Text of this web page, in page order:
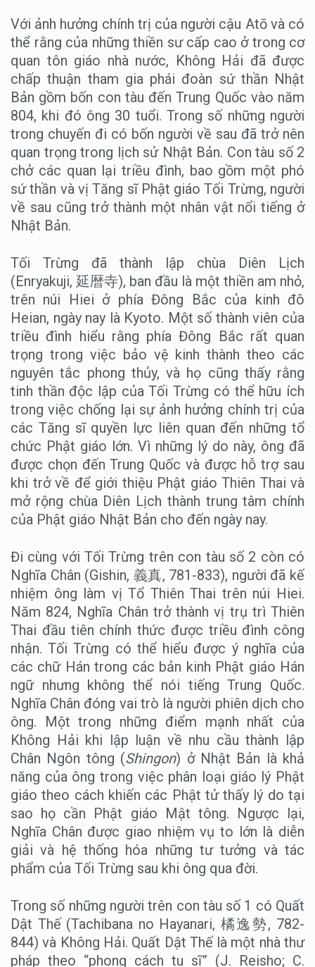
Với ảnh hưởng chính trị của người cậu Atō và có
thể rằng của những thiền sư cấp cao ở trong cơ
quan tôn giáo nhà nước, Không Hải đã được
chấp thuận tham gia phái đoàn sứ thần Nhật
Bản gồm bốn con tàu đến Trung Quốc vào năm
804, khi đó ông 30 tuổi. Trong số những người
trong chuyến đi có bốn người về sau đã trở nên
quan trọng trong lịch sử Nhật Bản. Con tàu số 2
chở các quan lại triều đình, bao gồm một phó
sứ thần và vị Tăng sĩ Phật giáo Tối Trừng, người
về sau cũng trở thành một nhân vật nổi tiếng ở
Nhật Bản.
Tối Trừng đã thành lập chùa Diên Lịch
(Enryakuji, 延暦寺), ban đầu là một thiền am nhỏ,
trên núi Hiei ở phía Đông Bắc của kinh đô
Heian, ngày nay là Kyoto. Một số thành viên của
triều đình hiểu rằng phía Đông Bắc rất quan
trọng trong việc bảo vệ kinh thành theo các
nguyên tắc phong thủy, và họ cũng thấy rằng
tinh thần độc lập của Tối Trừng có thể hữu ích
trong việc chống lại sự ảnh hưởng chính trị của
các Tăng sĩ quyền lực liên quan đến những tổ
chức Phật giáo lớn. Vì những lý do này, ông đã
được chọn đến Trung Quốc và được hỗ trợ sau
khi trở về để giới thiệu Phật giáo Thiên Thai và
mở rộng chùa Diên Lịch thành trung tâm chính
của Phật giáo Nhật Bản cho đến ngày nay.
Đi cùng với Tối Trừng trên con tàu số 2 còn có
Nghĩa Chân (Gishin, 義真, 781-833), người đã kế
nhiệm ông làm vị Tổ Thiên Thai trên núi Hiei.
Năm 824, Nghĩa Chân trở thành vị trụ trì Thiên
Thai đầu tiên chính thức được triều đình công
nhận. Tối Trừng có thể hiểu được ý nghĩa của
các chữ Hán trong các bản kinh Phật giáo Hán
ngữ nhưng không thể nói tiếng Trung Quốc.
Nghĩa Chân đóng vai trò là người phiên dịch cho
ông. Một trong những điểm mạnh nhất của
Không Hải khi lập luận về nhu cầu thành lập
Chân Ngôn tông (Shingon) ở Nhật Bản là khả
năng của ông trong việc phân loại giáo lý Phật
giáo theo cách khiến các Phật tử thấy lý do tại
sao họ cần Phật giáo Mật tông. Ngược lại,
Nghĩa Chân được giao nhiệm vụ to lớn là diễn
giải và hệ thống hóa những tư tưởng và tác
phẩm của Tối Trừng sau khi ông qua đời.
Trong số những người trên con tàu số 1 có Quất
Dật Thế (Tachibana no Hayanari, 橘逸勢, 782-
844) và Không Hải. Quất Dật Thế là một nhà thư
pháp theo “phong cách tu sĩ” (J. Reisho; C.